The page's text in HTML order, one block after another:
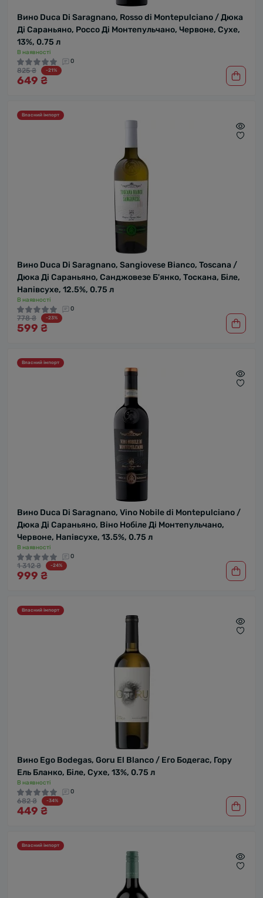
Вино Duca Di Saragnano, Rosso di Montepulciano / Дюка
Ді Сараньяно, Россо Ді Монтепульчано, Червоне, Сухе,
13%, 0.75 л
В наявності
0
825 ₴ -21%
649 ₴
Власний імпорт
Вино Duca Di Saragnano, Sangiovese Bianco, Toscana /
Дюка Ді Сараньяно, Санджовезе Б'янко, Тоскана, Біле,
Напівсухе, 12.5%, 0.75 л
В наявності
0
778 ₴ -23%
599 ₴
Власний імпорт
Вино Duca Di Saragnano, Vino Nobile di Montepulciano /
Дюка Ді Сараньяно, Віно Нобіле Ді Монтепульчано,
Червоне, Напівсухе, 13.5%, 0.75 л
В наявності
0
1 312 ₴ -24%
999 ₴
Власний імпорт
Вино Ego Bodegas, Goru El Blanco / Его Бодегас, Гору
Ель Бланко, Біле, Сухе, 13%, 0.75 л
В наявності
0
682 ₴ -34%
449 ₴
Власний імпорт